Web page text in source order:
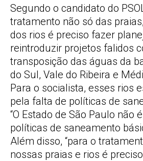
Segundo o candidato do
tratamento não só das
dos rios é preciso fazer
reintroduzir projetos falidos
transposição das águas da
do Sul, Vale do Ribeira e
Para o socialista, esses rios
pela falta de políticas de
“O Estado de São Paulo não
políticas de saneamento
Além disso, “para o
nossas praias e rios é